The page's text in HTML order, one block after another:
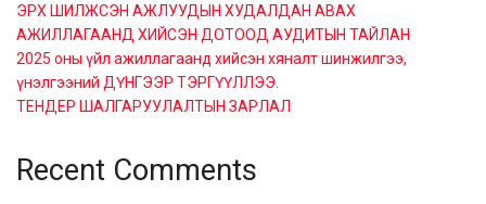
ЭРХ ШИЛЖСЭН АЖЛУУДЫН ХУДАЛДАН АВАХ
АЖИЛЛАГААНД ХИЙСЭН ДОТООД АУДИТЫН ТАЙЛАН
2025 оны үйл ажиллагаанд хийсэн хяналт шинжилгээ,
үнэлгээний ДҮНГЭЭР ТЭРГҮҮЛЛЭЭ.
ТЕНДЕР ШАЛГАРУУЛАЛТЫН ЗАРЛАЛ
Recent Comments